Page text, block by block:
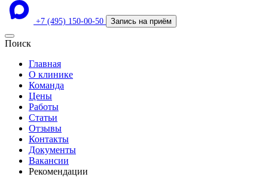
+7 (495) 150-00-50 Запись на приём
Поиск
Главная
О клинике
Команда
Цены
Работы
Статьи
Отзывы
Контакты
Документы
Вакансии
Рекомендации